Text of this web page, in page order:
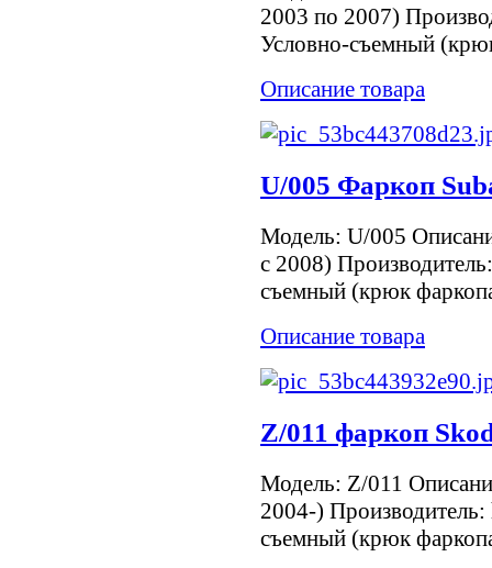
2003 по 2007)
Условно-съемный
Описание товара
U/005 Фаркоп
Модель: U/005
с 2008)
съемный (крюк
Описание товара
Z/011 фаркоп
Модель: Z/011
2004-)
съемный (крюк